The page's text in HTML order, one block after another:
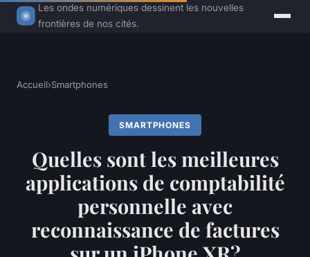
Les ondes numériques dessinent les nouvelles
frontières de nos cités.
Accueil›Smartphones
SMARTPHONES
Quelles sont les meilleures
applications de comptabilité
personnelle avec
reconnaissance de factures